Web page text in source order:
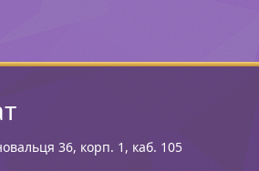
36, корп. 1, каб. 105